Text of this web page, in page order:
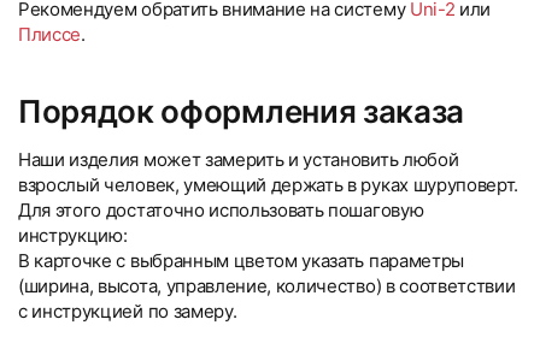
Рекомендуем обратить внимание на систему Uni-2 или
Плиссе.
Порядок оформления заказа
Наши изделия может замерить и установить любой
взрослый человек, умеющий держать в руках шуруповерт.
Для этого достаточно использовать пошаговую
инструкцию:
В карточке с выбранным цветом указать параметры
(ширина, высота, управление, количество) в соответствии
с инструкцией по замеру.